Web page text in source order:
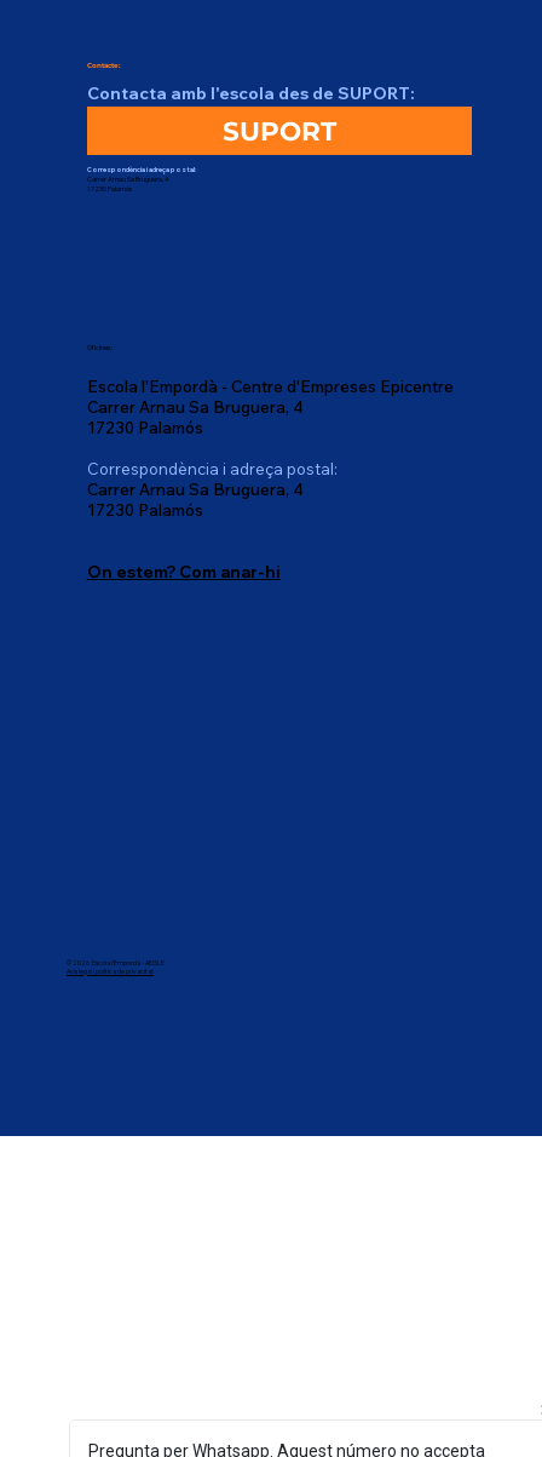
Contacte:
Contacta amb l'escola des de SUPORT:
SUPORT
Correspondència i adreça postal:
Carrer Arnau Sa Bruguera, 4
17230 Palamós
© 2026 Escola l'Empordà - AEGLE
Avís legai i política de privacitat
Oficines:
Escola l'Empordà - Centre d'Empreses Epicentre
Carrer Arnau Sa Bruguera, 4
17230 Palamós
Correspondència i adreça postal:
Carrer Arnau Sa Bruguera, 4
17230 Palamós
On estem? Com anar-hi
Pregunta per Whatsapp. Aquest número no accepta